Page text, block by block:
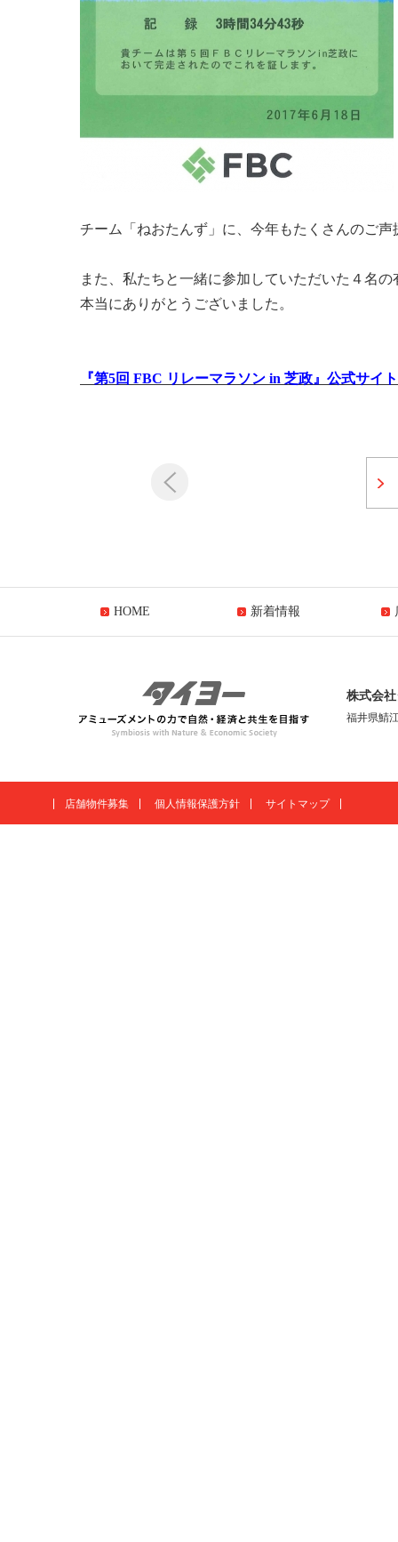
チーム「ねおたんず」に、今年もたくさんのご
また、私たちと一緒に参加していただいた４名
本当にありがとうございました。
『第5回 FBC リレーマラソン in 芝政』公式サイ
HOME 新着情報
株式会
福井県鯖
店舗物件募集 個人情報保護方針 サイトマップ